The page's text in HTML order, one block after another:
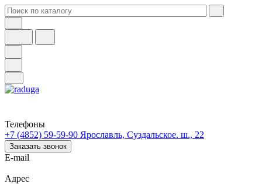
Телефоны
+7 (4852) 59-59-90 Ярославль, Суздальское. ш., 22
Заказать звонок
E-mail
Адрес